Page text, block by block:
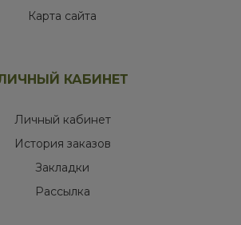
Карта сайта
КАБИНЕТ
Личный кабинет
История заказов
Закладки
Рассылка